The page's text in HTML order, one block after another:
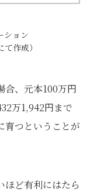
ション
作成）
合、元本100万円
万1,942円まで
育つということが
ほど有利にはたら